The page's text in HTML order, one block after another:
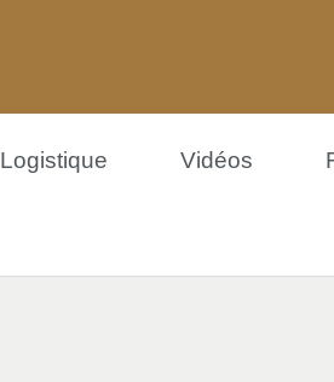
Logistique Vidéos